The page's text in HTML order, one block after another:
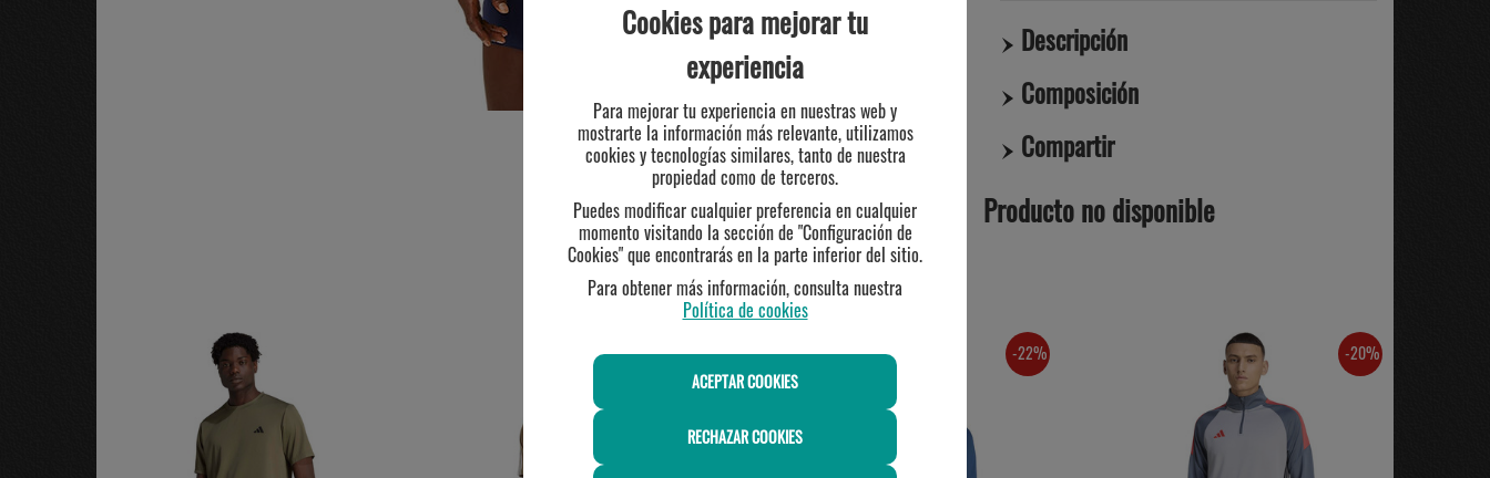
Descripción
Composición
Compartir
Producto no disponible
TE PUEDE INTERESAR
-22% -20%
Cookies para mejorar tu
experiencia
Para mejorar tu experiencia en nuestras web y
mostrarte la información más relevante, utilizamos
cookies y tecnologías similares, tanto de nuestra
propiedad como de terceros.
Puedes modificar cualquier preferencia en cualquier
momento visitando la sección de "Configuración de
Cookies" que encontrarás en la parte inferior del sitio.
Para obtener más información, consulta nuestra
Política de cookies
ACEPTAR COOKIES
RECHAZAR COOKIES